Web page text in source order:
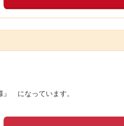
』 になっています。